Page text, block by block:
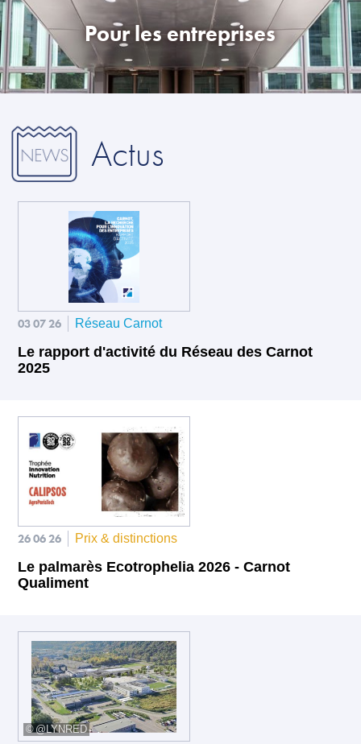
Pour les entreprises
Actus
03 07 26 Réseau Carnot
Le rapport d'activité du Réseau des Carnot
2025
26 06 26 Prix & distinctions
Le palmarès Ecotrophelia 2026 - Carnot
Qualiment
@LYNRED